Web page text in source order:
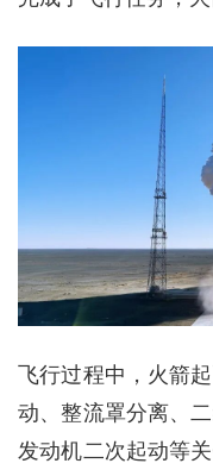
飞行过程中，火箭
动、整流罩分离、
发动机二次起动等